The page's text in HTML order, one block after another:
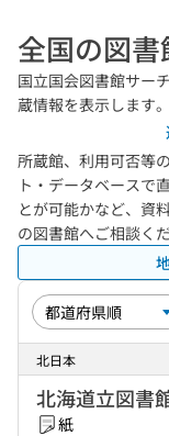
全国の図
国立国会図書館サー
蔵情報を表示します。
所蔵館、利用可否等
ト・データベースで
とが可能かなど、資
の図書館へご相談く
北日本
北海道立図書
紙